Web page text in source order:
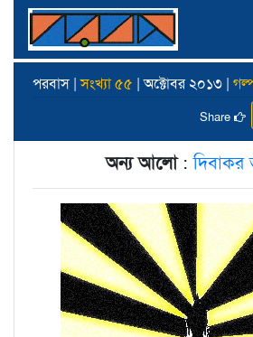
পরবাস |সংখ্যা ৫৫ | অক্টোবর ২০১৩ |
Share
অন্য আলো:দিবাকর